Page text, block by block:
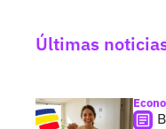
Últimas